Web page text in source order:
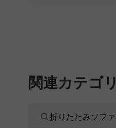
関連カテゴリ
折りたたみソファ